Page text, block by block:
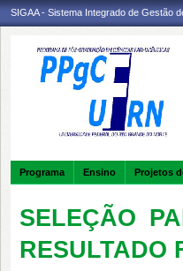
SIGAA - Sistema Integrado de Gestão
Programa Ensino Projetos
SELEÇÃO
RESULTADO